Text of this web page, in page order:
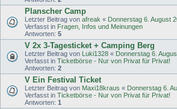
Planscher Camp
Letzter Beitrag von afreak « Donnerstag 6. August
Verfasst in Fragen, Infos und Meinungen
Antworten: 5
V 2x 3-Tagesticket + Camping Berg
Letzter Beitrag von Luki1328 « Donnerstag 6.
Verfasst in Ticketbörse - Nur von Privat für Privat!
Antworten: 2
V Ein Festival Ticket
Letzter Beitrag von Maxi18kraus « Donnerstag 6.
Verfasst in Ticketbörse - Nur von Privat für Privat!
Antworten: 1